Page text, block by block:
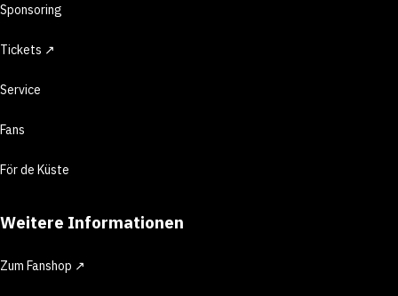
Sponsoring
Tickets ↗
Service
Fans
För de Küste
Weitere Informationen
Zum Fanshop ↗